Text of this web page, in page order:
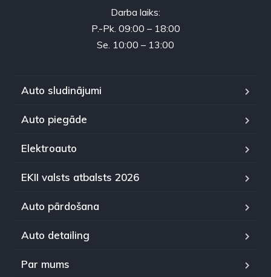
Darba laiks:
P.-Pk. 09:00 – 18:00
Se. 10:00 – 13:00
Auto sludinājumi
Auto piegāde
Elektroauto
EKII valsts atbalsts 2026
Auto pārdošana
Auto detailing
Par mums